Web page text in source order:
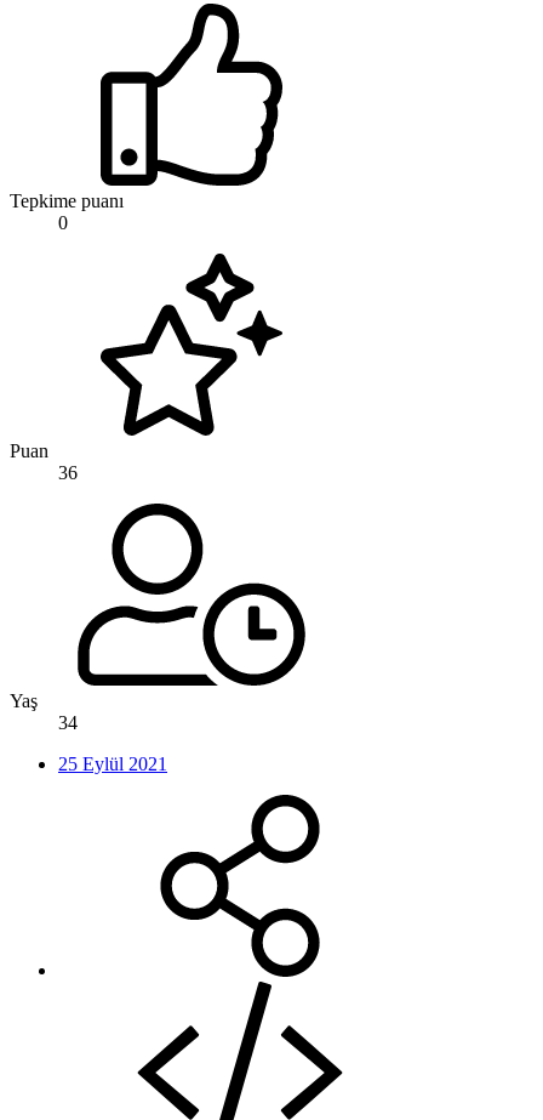
Tepkime puanı
0
Puan
36
Yaş
34
25 Eylül 2021